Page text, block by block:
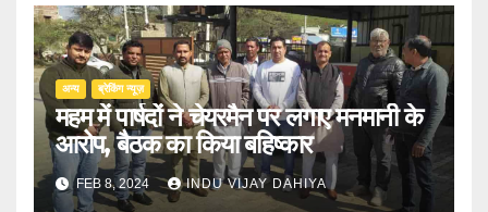
अन्य ब्रेकिंग न्यूज़
महम में पार्षदों ने चेयरमैन पर लगाए मनमानी के
आरोप, बैठक का किया बहिष्कार
FEB 8, 2024 INDU VIJAY DAHIYA